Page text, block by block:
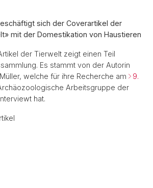
sich der Coverartikel der
mit der Domestikation von Haustieren
der Tierwelt zeigt einen Teil
Es stammt von der Autorin
welche für ihre Recherche am
9.
Arbeitsgruppe der
hat.